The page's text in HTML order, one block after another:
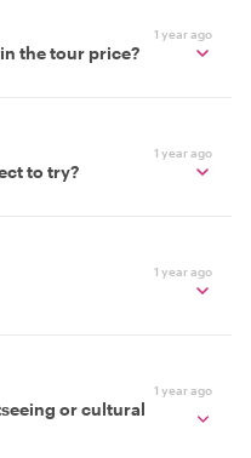
1 year ago
the tour price?
1 year ago
to try?
1 year ago
1 year ago
or cultural